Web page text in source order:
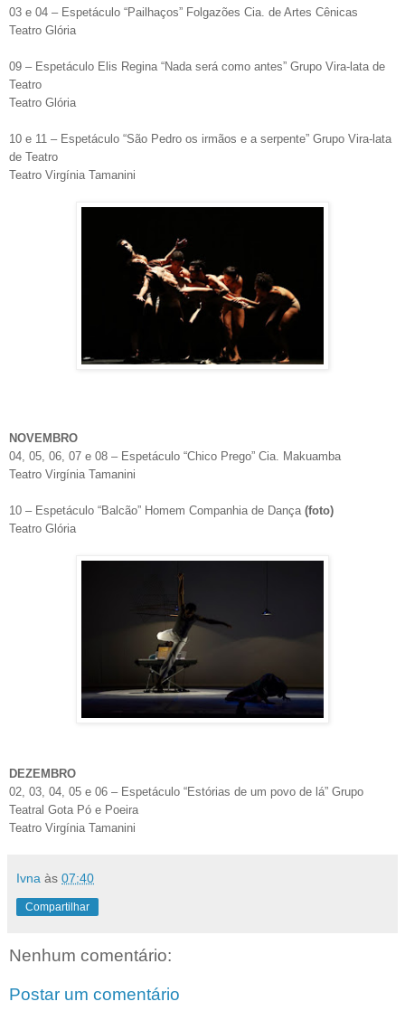
03 e 04 – Espetáculo “Pailhaços” Folgazões Cia. de Artes Cênicas
Teatro Glória
09 – Espetáculo Elis Regina “Nada será como antes” Grupo Vira-lata de
Teatro
Teatro Glória
10 e 11 – Espetáculo “São Pedro os irmãos e a serpente” Grupo Vira-lata
de Teatro
Teatro Virgínia Tamanini
NOVEMBRO
04, 05, 06, 07 e 08 – Espetáculo “Chico Prego” Cia. Makuamba
Teatro Virgínia Tamanini
10 – Espetáculo “Balcão” Homem Companhia de Dança (foto)
Teatro Glória
DEZEMBRO
02, 03, 04, 05 e 06 – Espetáculo “Estórias de um povo de lá” Grupo
Teatral Gota Pó e Poeira
Teatro Virgínia Tamanini
Ivna às 07:40
Compartilhar
Nenhum comentário:
Postar um comentário